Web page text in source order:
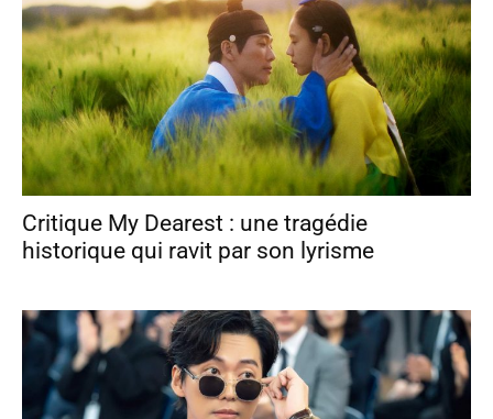
Critique My Dearest : une tragédie
historique qui ravit par son lyrisme